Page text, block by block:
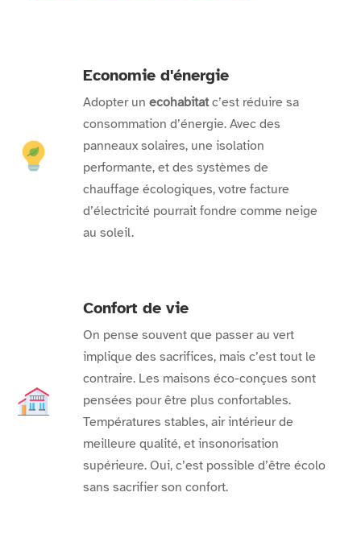
Economie d'énergie
Adopter un ecohabitatc’est réduire sa
consommation d’énergie. Avec des
panneaux solaires, une isolation
performante, et des systèmes de
chauffage écologiques, votre facture
d’électricité pourrait fondre comme neige
au soleil.
Confort de vie
On pense souvent que passer au vert
implique des sacrifices, mais c’est tout le
contraire. Les maisons éco-conçues sont
pensées pour être plus confortables.
Températures stables, air intérieur de
meilleure qualité, et insonorisation
supérieure. Oui, c’est possible d’être écolo
sans sacrifier son confort.